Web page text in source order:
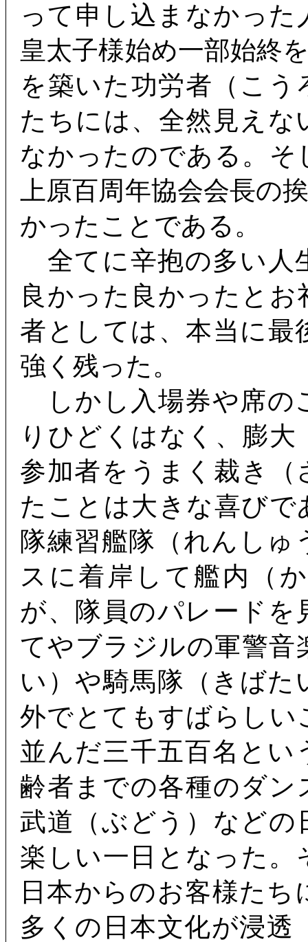
って申し込まなかっ
皇太子様始め一部始終
を築いた功労者（こ
たちには、全然見え
なかったのである。
上原百周年協会会長の
かったことである。
全てに辛抱の多い人
良かった良かったと
者としては、本当に最
強く残った。
しかし入場券や席の
りひどくはなく、膨
参加者をうまく裁き（
たことは大きな喜び
隊練習艦隊（れんし
スに着岸して艦内（
が、隊員のパレード
てやブラジルの軍警音
い）や騎馬隊（きば
外でとてもすばらしい
並んだ三千五百名と
齢者までの各種のダン
武道（ぶどう）などの
楽しい一日となった。
日本からのお客様た
多くの日本文化が浸